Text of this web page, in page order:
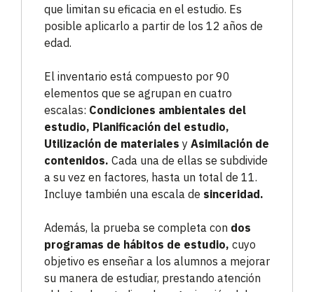
que limitan su eficacia en el estudio. Es
posible aplicarlo a partir de los 12 años de
edad.
El inventario está compuesto por 90
elementos que se agrupan en cuatro
escalas: Condiciones ambientales del
estudio, Planificación del estudio,
Utilización de materiales y Asimilación de
contenidos. Cada una de ellas se subdivide
a su vez en factores, hasta un total de 11.
Incluye también una escala de sinceridad.
Además, la prueba se completa con dos
programas de hábitos de estudio, cuyo
objetivo es enseñar a los alumnos a mejorar
su manera de estudiar, prestando atención